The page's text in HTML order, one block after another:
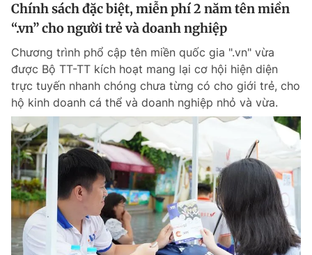
Chính sách đặc biệt, miễn phí 2 năm tên miền
“.vn” cho người trẻ và doanh nghiệp
Chương trình phổ cập tên miền quốc gia ".vn" vừa
được Bộ TT-TT kích hoạt mang lại cơ hội hiện diện
trực tuyến nhanh chóng chưa từng có cho giới trẻ, cho
hộ kinh doanh cá thể và doanh nghiệp nhỏ và vừa.